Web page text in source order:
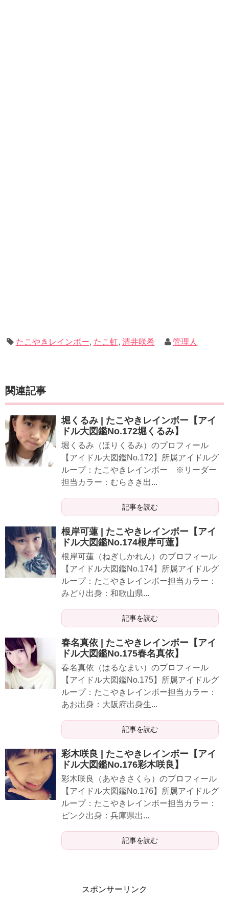
たこやきレインボー, たこ虹, 清井咲希 管理人
関連記事
堀くるみ | たこやきレインボー【アイ
ドル大図鑑No.172堀くるみ】
堀くるみ（ほりくるみ）のプロフィール
【アイドル大図鑑No.172】所属アイドルグ
ループ：たこやきレインボー ※リーダー
担当カラー：むらさき出...
記事を読む
根岸可蓮 | たこやきレインボー【アイ
ドル大図鑑No.174根岸可蓮】
根岸可蓮（ねぎしかれん）のプロフィール
【アイドル大図鑑No.174】所属アイドルグ
ループ：たこやきレインボー担当カラー：
みどり出身：和歌山県...
記事を読む
春名真依 | たこやきレインボー【アイ
ドル大図鑑No.175春名真依】
春名真依（はるなまい）のプロフィール
【アイドル大図鑑No.175】所属アイドルグ
ループ：たこやきレインボー担当カラー：
あお出身：大阪府出身生...
記事を読む
彩木咲良 | たこやきレインボー【アイ
ドル大図鑑No.176彩木咲良】
彩木咲良（あやきさくら）のプロフィール
【アイドル大図鑑No.176】所属アイドルグ
ループ：たこやきレインボー担当カラー：
ピンク出身：兵庫県出...
記事を読む
スポンサーリンク